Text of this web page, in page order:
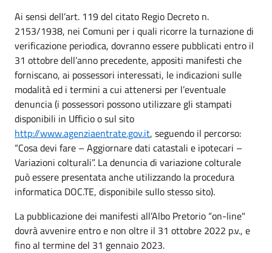
Ai sensi dell’art. 119 del citato Regio Decreto n.
2153/1938, nei Comuni per i quali ricorre la turnazione di
verificazione periodica, dovranno essere pubblicati entro il
31 ottobre dell’anno precedente, appositi manifesti che
forniscano, ai possessori interessati, le indicazioni sulle
modalità ed i termini a cui attenersi per l’eventuale
denuncia (i possessori possono utilizzare gli stampati
disponibili in Ufficio o sul sito
http://www.agenziaentrate.gov.it, seguendo il percorso:
“Cosa devi fare – Aggiornare dati catastali e ipotecari –
Variazioni colturali”. La denuncia di variazione colturale
può essere presentata anche utilizzando la procedura
informatica DOC.TE, disponibile sullo stesso sito).
La pubblicazione dei manifesti all’Albo Pretorio “on-line"
dovrà avvenire entro e non oltre il 31 ottobre 2022 p.v., e
fino al termine del 31 gennaio 2023.